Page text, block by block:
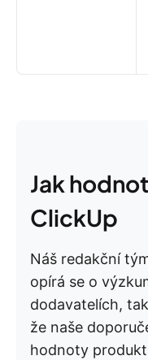
Jak
ClickUp
Náš redakční
opírá se o
dodavatelích,
že naše
hodnoty